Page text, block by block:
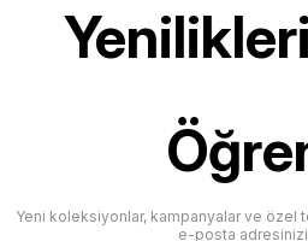
Yeni koleksiyonlar, kampanyalar ve özel
e-posta adresinizi